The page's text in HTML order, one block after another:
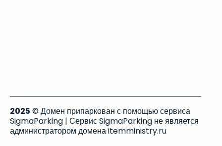
2025 © Домен припаркован с помощью сервиса
SigmaParking | Сервис SigmaParking не является
администратором домена itemministry.ru